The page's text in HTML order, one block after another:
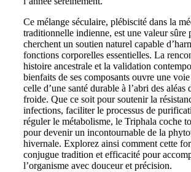
Ce mélange séculaire, plébiscité dans la
traditionnelle indienne, est une valeur sûre
cherchent un soutien naturel capable
fonctions corporelles essentielles. La
histoire ancestrale et la validation
bienfaits de ses composants ouvre une
celle d’une santé durable à l’abri des aléas
froide. Que ce soit pour soutenir la
infections, faciliter le processus de
réguler le métabolisme, le Triphala coche
pour devenir un incontournable de la
hivernale. Explorez ainsi comment cette
conjugue tradition et efficacité pour
l’organisme avec douceur et précision.